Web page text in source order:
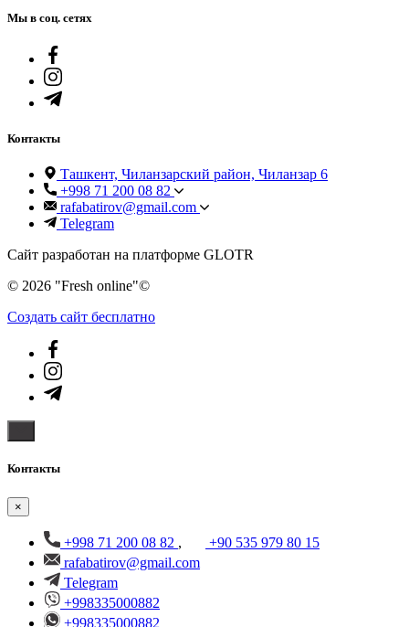
Мы в соц. сетях
Контакты
Ташкент, Чиланзарский район, Чиланзар 6
+998 71 200 08 82
rafabatirov@gmail.com
Telegram
Сайт разработан на платформе GLOTR
© 2026 "Fresh online"©️
Создать cайт бесплатно
Контакты
×
+998 71 200 08 82 ,
+90 535 979 80 15
rafabatirov@gmail.com
Telegram
+998335000882
+998335000882